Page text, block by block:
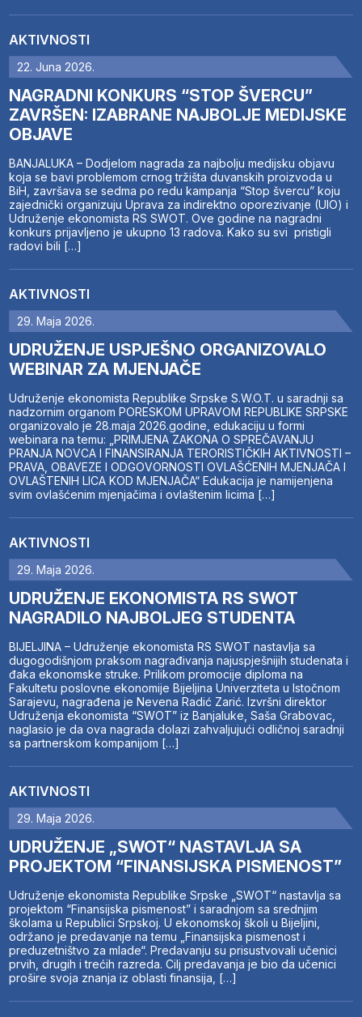
AKTIVNOSTI
22. Juna 2026.
NAGRADNI KONKURS “STOP ŠVERCU”
ZAVRŠEN: IZABRANE NAJBOLJE MEDIJSKE
OBJAVE
BANJALUKA – Dodjelom nagrada za najbolju medijsku objavu
koja se bavi problemom crnog tržišta duvanskih proizvoda u
BiH, završava se sedma po redu kampanja “Stop švercu” koju
zajednički organizuju Uprava za indirektno oporezivanje (UIO) i
Udruženje ekonomista RS SWOT. Ove godine na nagradni
konkurs prijavljeno je ukupno 13 radova. Kako su svi pristigli
radovi bili […]
AKTIVNOSTI
29. Maja 2026.
UDRUŽENJE USPJEŠNO ORGANIZOVALO
WEBINAR ZA MJENJAČE
Udruženje ekonomista Republike Srpske S.W.O.T. u saradnji sa
nadzornim organom PORESKOM UPRAVOM REPUBLIKE SRPSKE
organizovalo je 28.maja 2026.godine, edukaciju u formi
webinara na temu: „PRIMJENA ZAKONA O SPREČAVANJU
PRANJA NOVCA I FINANSIRANJA TERORISTIČKIH AKTIVNOSTI –
PRAVA, OBAVEZE I ODGOVORNOSTI OVLAŠĆENIH MJENJAČA I
OVLAŠTENIH LICA KOD MJENJAČA“ Edukacija je namijenjena
svim ovlašćenim mjenjačima i ovlaštenim licima […]
AKTIVNOSTI
29. Maja 2026.
UDRUŽENJE EKONOMISTA RS SWOT
NAGRADILO NAJBOLJEG STUDENTA
BIJELJINA – Udruženje ekonomista RS SWOT nastavlja sa
dugogodišnjom praksom nagrađivanja najuspješnijih studenata i
đaka ekonomske struke. Prilikom promocije diploma na
Fakultetu poslovne ekonomije Bijeljina Univerziteta u Istočnom
Sarajevu, nagrađena je Nevena Radić Zarić. Izvršni direktor
Udruženja ekonomista “SWOT” iz Banjaluke, Saša Grabovac,
naglasio je da ova nagrada dolazi zahvaljujući odličnoj saradnji
sa partnerskom kompanijom […]
AKTIVNOSTI
29. Maja 2026.
UDRUŽENJE „SWOT“ NASTAVLJA SA
PROJEKTOM “FINANSIJSKA PISMENOST”
Udruženje ekonomista Republike Srpske „SWOT“ nastavlja sa
projektom “Finansijska pismenost” i saradnjom sa srednjim
školama u Republici Srpskoj. U ekonomskoj školi u Bijeljini,
održano je predavanje na temu „Finansijska pismenost i
preduzetništvo za mlade“. Predavanju su prisustvovali učenici
prvih, drugih i trećih razreda. Cilj predavanja je bio da učenici
prošire svoja znanja iz oblasti finansija, […]